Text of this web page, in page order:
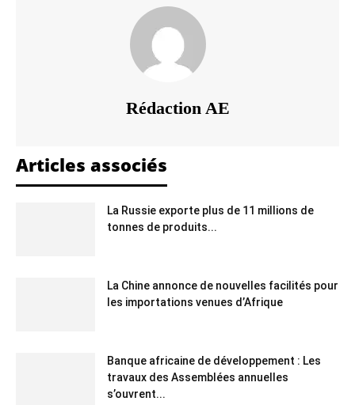
Rédaction AE
Articles associés
La Russie exporte plus de 11 millions de
tonnes de produits...
La Chine annonce de nouvelles facilités pour
les importations venues d’Afrique
Banque africaine de développement : Les
travaux des Assemblées annuelles
s’ouvrent...